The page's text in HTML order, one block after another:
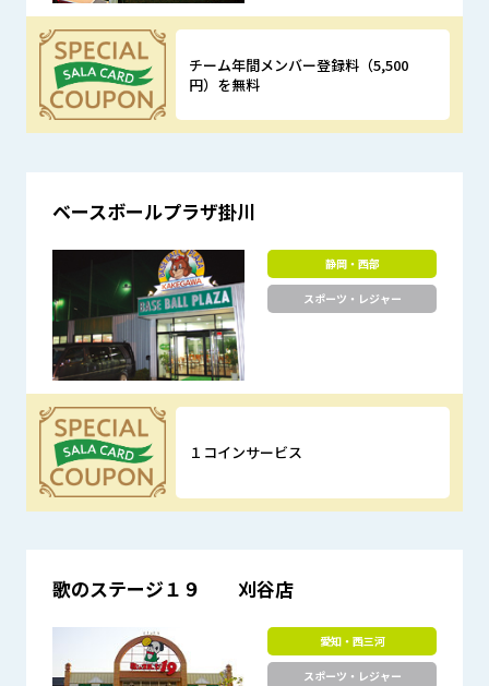
優待特典
チーム年間メンバー登録料（5,500
円）を無料
ベースボールプラザ掛川
静岡・西部
スポーツ・レジャー
優待特典
１コインサービス
歌のステージ１９ 刈谷店
愛知・西三河
スポーツ・レジャー